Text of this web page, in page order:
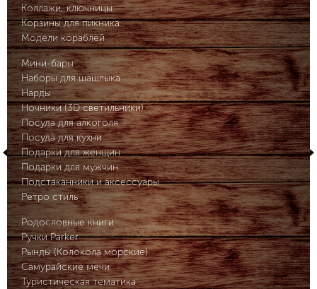
Коллажи, ключницы
Корзины для пикника
Модели кораблей
Мини-бары
Наборы для шашлыка
Нарды
Ночники (3D светильники)
Посуда для алкоголя
Посуда для кухни
Подарки для женщин
Подарки для мужчин
Подстаканники и аксессуары
Ретро стиль
Родословные книги
Ручки Parker
Рынды (Колокола морские)
Самурайские мечи
Туристическая тематика